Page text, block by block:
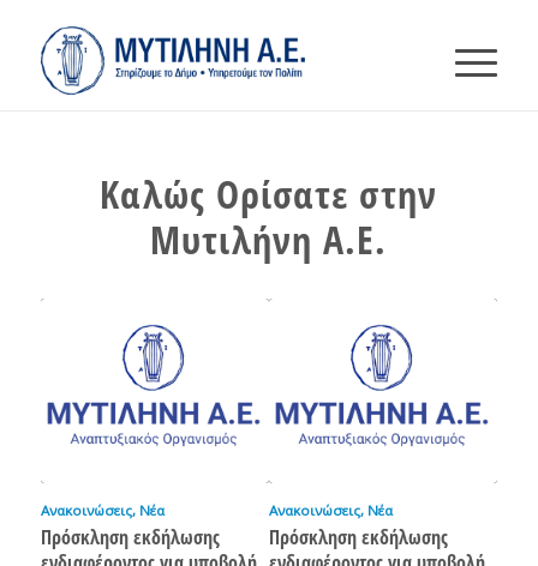
Καλώς Ορίσατε στην
Μυτιλήνη Α.Ε.
Ανακοινώσεις, Νέα
Πρόσκληση εκδήλωσης
Ανακοινώσεις, Νέα
Πρόσκληση εκδήλωσης